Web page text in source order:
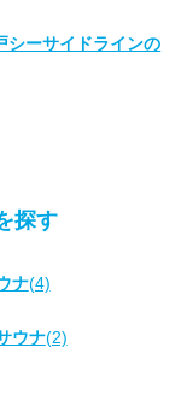
シーサイドラインの
探す
ナ(4)
ウナ(2)